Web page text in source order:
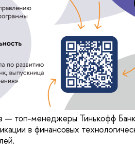
— топ-менеджеры Тинькофф
в финансовых